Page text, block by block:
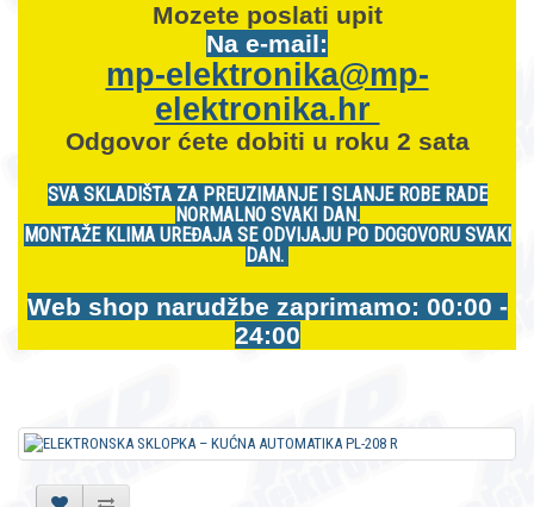
Mozete poslati upit
Na e-mail:
mp-elektronika@mp-
elektronika.hr
Odgovor ćete dobiti u roku 2 sata
SVA SKLADIŠTA ZA PREUZIMANJE I SLANJE ROBE RADE
NORMALNO SVAKI DAN.
MONTAŽE KLIMA UREĐAJA SE ODVIJAJU PO DOGOVORU SVAKI
DAN.
Web shop narudžbe zaprimamo: 00:00 -
24:00